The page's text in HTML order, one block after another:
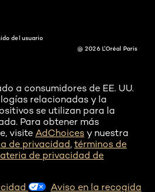
del usuario
@ 2026 L'Oréal Paris
a consumidores de EE. UU.
relacionadas y la
se utilizan para la
Para obtener más
visite AdChoices y nuestra
de privacidad, términos de
de privacidad de
Aviso en la recogida